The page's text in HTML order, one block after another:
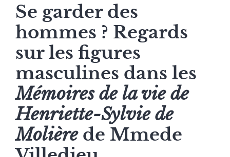
Se garder des
hommes ? Regards
sur les figures
masculines dans les
Mémoires de la vie de
Henriette-Sylvie de
Molière de Mmede